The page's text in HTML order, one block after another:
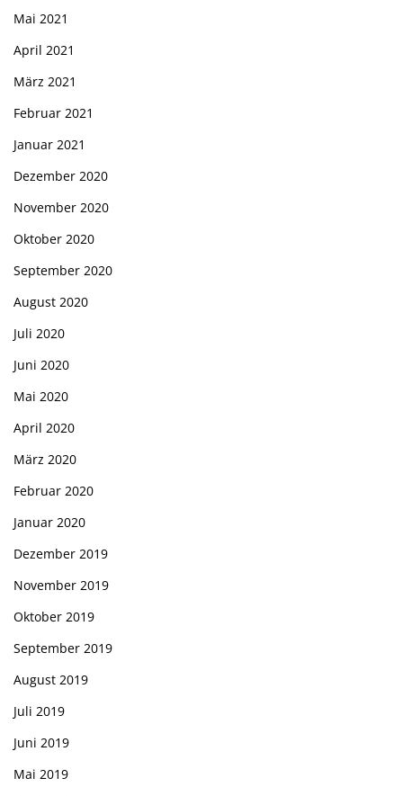
Mai 2021
April 2021
März 2021
Februar 2021
Januar 2021
Dezember 2020
November 2020
Oktober 2020
September 2020
August 2020
Juli 2020
Juni 2020
Mai 2020
April 2020
März 2020
Februar 2020
Januar 2020
Dezember 2019
November 2019
Oktober 2019
September 2019
August 2019
Juli 2019
Juni 2019
Mai 2019